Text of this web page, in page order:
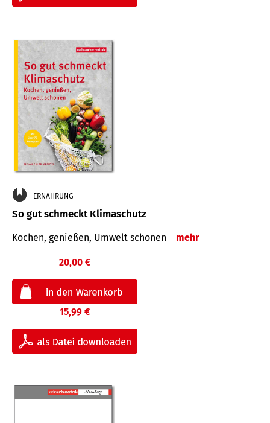
ERNÄHRUNG
So gut schmeckt Klimaschutz
Kochen, genießen, Umwelt schonen mehr
20,00 €
15,99 €